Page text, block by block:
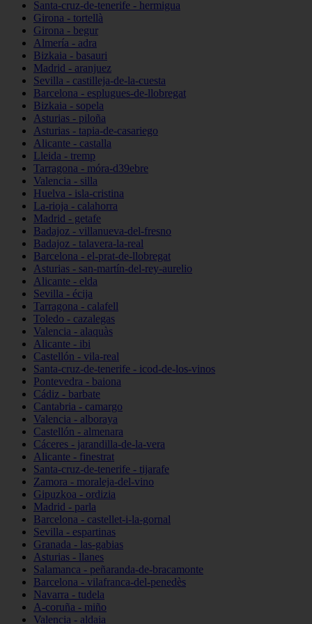
Santa-cruz-de-tenerife - hermigua
Girona - tortellà
Girona - begur
Almería - adra
Bizkaia - basauri
Madrid - aranjuez
Sevilla - castilleja-de-la-cuesta
Barcelona - esplugues-de-llobregat
Bizkaia - sopela
Asturias - piloña
Asturias - tapia-de-casariego
Alicante - castalla
Lleida - tremp
Tarragona - móra-d39ebre
Valencia - silla
Huelva - isla-cristina
La-rioja - calahorra
Madrid - getafe
Badajoz - villanueva-del-fresno
Badajoz - talavera-la-real
Barcelona - el-prat-de-llobregat
Asturias - san-martín-del-rey-aurelio
Alicante - elda
Sevilla - écija
Tarragona - calafell
Toledo - cazalegas
Valencia - alaquàs
Alicante - ibi
Castellón - vila-real
Santa-cruz-de-tenerife - icod-de-los-vinos
Pontevedra - baiona
Cádiz - barbate
Cantabria - camargo
Valencia - alboraya
Castellón - almenara
Cáceres - jarandilla-de-la-vera
Alicante - finestrat
Santa-cruz-de-tenerife - tijarafe
Zamora - moraleja-del-vino
Gipuzkoa - ordizia
Madrid - parla
Barcelona - castellet-i-la-gornal
Sevilla - espartinas
Granada - las-gabias
Asturias - llanes
Salamanca - peñaranda-de-bracamonte
Barcelona - vilafranca-del-penedès
Navarra - tudela
A-coruña - miño
Valencia - aldaia